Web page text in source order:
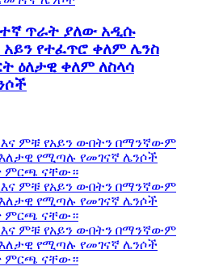
ጥራት ያለው አዲሱ
የተፈጥሮ ቀለም ሌንስ
ዕለታዊ ቀለም ለስላሳ